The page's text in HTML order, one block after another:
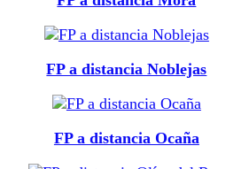
FP a distancia Noblejas
FP a distancia Ocaña